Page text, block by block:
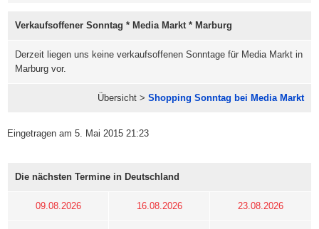
Verkaufsoffener Sonntag * Media Markt * Marburg
Derzeit liegen uns keine verkaufsoffenen Sonntage für Media Markt in
Marburg vor.
Übersicht > Shopping Sonntag bei Media Markt
Eingetragen am 5. Mai 2015 21:23
Die nächsten Termine in Deutschland
09.08.2026 16.08.2026 23.08.2026